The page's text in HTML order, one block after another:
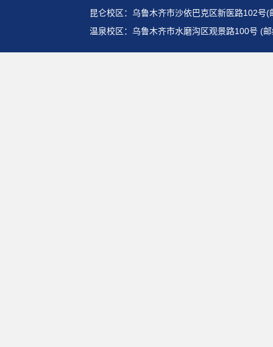
昆仑校区：乌鲁木齐市沙依巴克区新医路102号(
温泉校区：乌鲁木齐市水磨沟区观景路100号 (